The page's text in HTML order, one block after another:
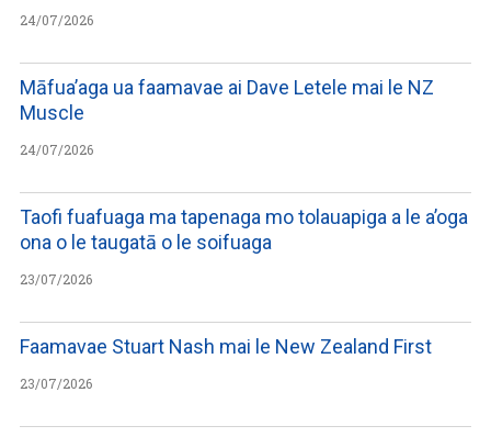
24/07/2026
Māfua’aga ua faamavae ai Dave Letele mai le NZ
Muscle
24/07/2026
Taofi fuafuaga ma tapenaga mo tolauapiga a le a’oga
ona o le taugatā o le soifuaga
23/07/2026
Faamavae Stuart Nash mai le New Zealand First
23/07/2026